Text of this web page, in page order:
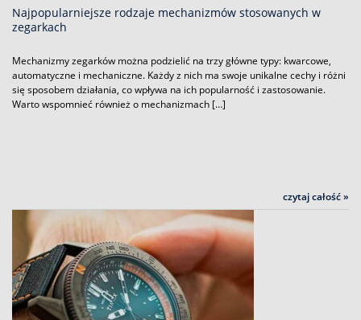
Najpopularniejsze rodzaje mechanizmów stosowanych w
zegarkach
Mechanizmy zegarków można podzielić na trzy główne typy: kwarcowe,
automatyczne i mechaniczne. Każdy z nich ma swoje unikalne cechy i różni
się sposobem działania, co wpływa na ich popularność i zastosowanie.
Warto wspomnieć również o mechanizmach […]
czytaj całość »